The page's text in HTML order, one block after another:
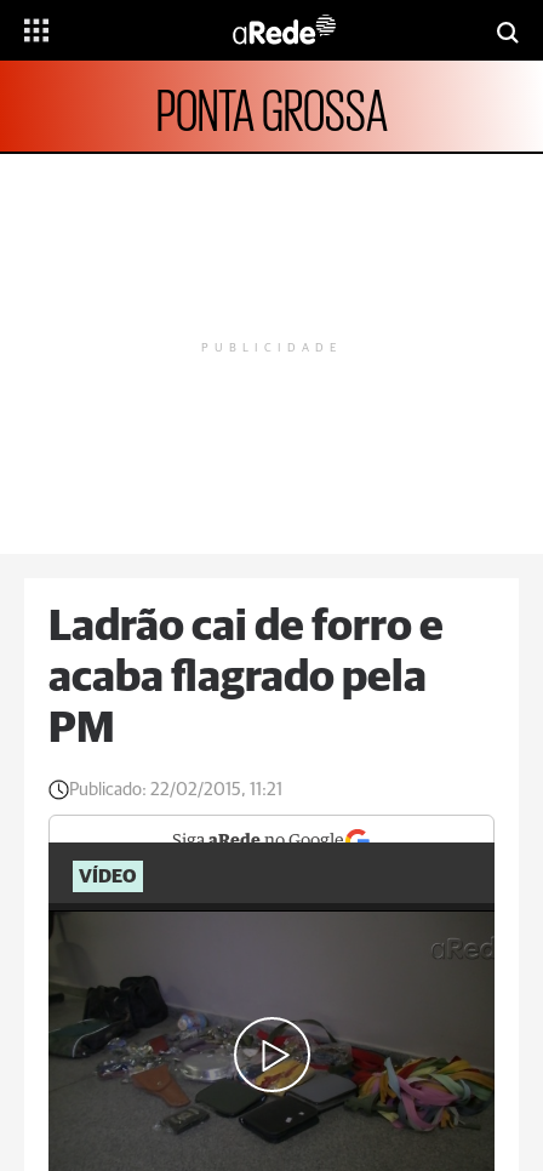
PONTA GROSSA
PUBLICIDADE
Ladrão cai de forro e
acaba flagrado pela
PM
Publicado: 22/02/2015, 11:21
SigaaRedeno Google
VÍDEO